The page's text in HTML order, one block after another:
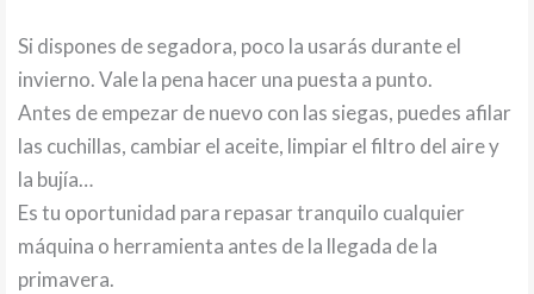
Si dispones de segadora, poco la usarás durante el
invierno. Vale la pena hacer una puesta a punto.
Antes de empezar de nuevo con las siegas, puedes afilar
las cuchillas, cambiar el aceite, limpiar el filtro del aire y
la bujía…
Es tu oportunidad para repasar tranquilo cualquier
máquina o herramienta antes de la llegada de la
primavera.